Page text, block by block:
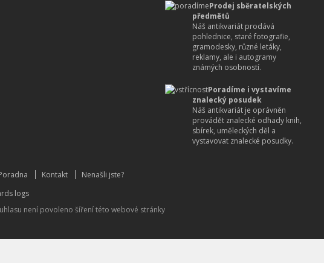
Prodej sběratelských
předmětů
Náš antikvariát prodává
pohlednice, staré fotografie,
gramodesky, různé letáky,
reklamy, ale i autogramy
známých osobností.
Poradíme i vystavíme
znalecký posudek
Náš antikvariát je oprávněn
provádět znalecké odhady knih,
sbírek, uměleckých děl a
vystavovat znalecké posudky.
Kontakt Nenašli jste?
není povoleno šíření této webové stránky